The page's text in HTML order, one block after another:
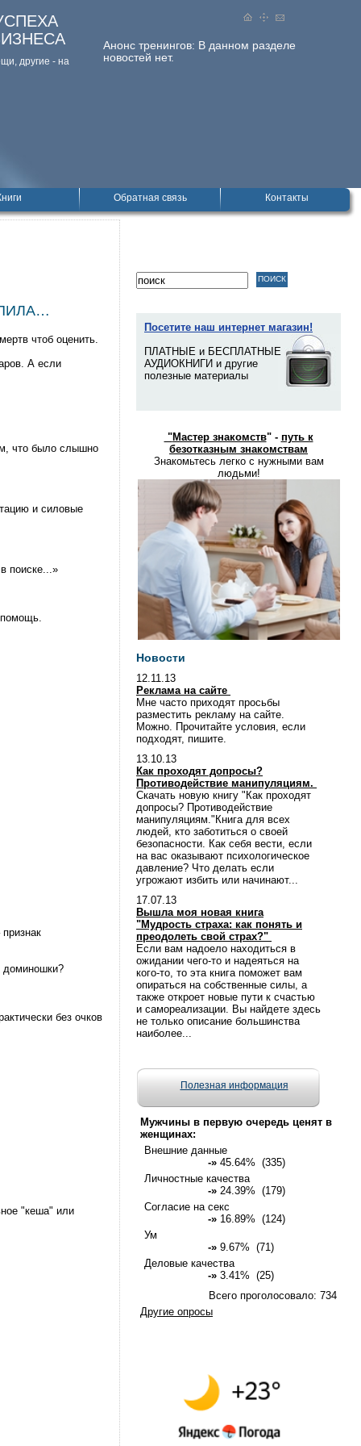
Анонс тренингов: В данном разделе
новостей нет.
дpугие - на
Обратная связь Контакты
чтоб оценить.
А если
что было слышно
и силовые
поиске...»
помощь.
доминошки?
без очков
"кеша" или
Посетите наш интернет магазин!
ПЛАТНЫЕ и БЕСПЛАТНЫЕ
АУДИОКНИГИ и другие
полезные материалы
"Мастер знакомств" - путь к
безотказным знакомствам
Знакомьтесь легко с нужными вам
людьми!
Новости
12.11.13
Реклама на сайте
Мне часто приходят просьбы
разместить рекламу на сайте.
Можно. Прочитайте условия, если
подходят, пишите.
13.10.13
Как проходят допросы?
Противодействие манипуляциям.
Скачать новую книгу "Как проходят
допросы? Противодействие
манипуляциям."Книга для всех
людей, кто заботиться о своей
безопасности. Как себя вести, если
на вас оказывают психологическое
давление? Что делать если
угрожают избить или начинают...
17.07.13
Вышла моя новая книга
"Мудрость страха: как понять и
преодолеть свой страх?"
Если вам надоело находиться в
ожидании чего-то и надеяться на
кого-то, то эта книга поможет вам
опираться на собственные силы, а
также откроет новые пути к счастью
и самореализации. Вы найдете здесь
не только описание большинства
наиболее...
Полезная информация
Мужчины в первую очередь ценят в
женщинах:
Внешние данные
-» 45.64% (335)
Личностные качества
-» 24.39% (179)
Согласие на секс
-» 16.89% (124)
Ум
-» 9.67% (71)
Деловые качества
-» 3.41% (25)
Всего проголосовало: 734
Другие опросы